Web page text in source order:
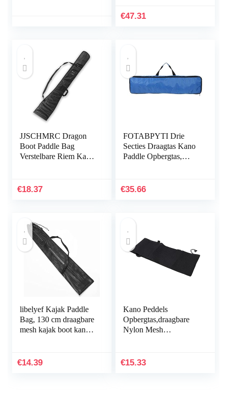
Gewatteerde Cover
€47.31
JJSCHMRC Dragon
Boot Paddle Bag
Verstelbare Riem Kajak
Kano Paddle
€18.37
FOTABPYTI Drie
Secties Draagtas Kano
Paddle Opbergtas,
93x22x4cm
€35.66
libelyef Kajak Paddle
Bag, 130 cm draagbare
mesh kajak boot kano
€14.39
Kano Peddels
Opbergtas,draagbare
Nylon Mesh
Verstelbare Riem
€15.33